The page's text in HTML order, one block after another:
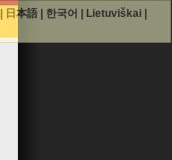
日本語| 한국어 Lietuviškai|